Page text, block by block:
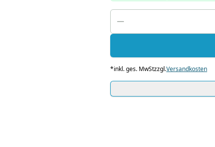
*inkl. ges. MwStzzgl.Versandkosten